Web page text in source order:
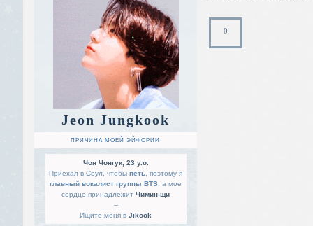
Jeon Jungkook
ПРИЧИНА МОЕЙ ЭЙФОРИИ
Чон Чонгук, 23 y.o.
Приехал в Сеул, чтобы петь , поэтому я
главный вокалист группы BTS , а мое
сердце принадлежит Чимин-щи
--
Ищите меня в Jikook
0